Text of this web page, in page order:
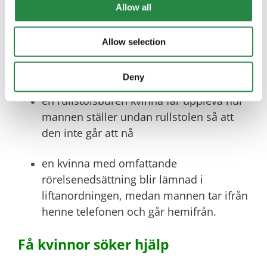
Allow all
Allow selection
Deny
en synskadad kvinna blir ledd in i och
sedan lämnad i okända miljöer
mannen vägrar tolka för sin döva hustru
vad människor i omgivningen säger
en rullstolsburen kvinna får uppleva hur
mannen ställer undan rullstolen så att
den inte går att nå
en kvinna med omfattande
rörelsenedsättning blir lämnad i
liftanordningen, medan mannen tar ifrån
henne telefonen och går hemifrån.
Få kvinnor söker hjälp